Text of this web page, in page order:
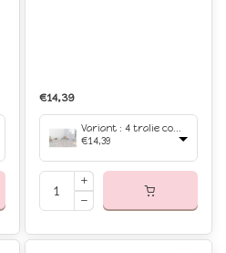
€14,39
Variant : 4 tralie componenten
€14,39